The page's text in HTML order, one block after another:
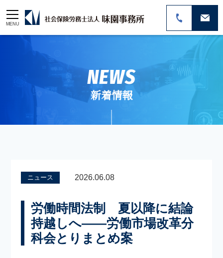
MENU
NEWS
新着情報
ニュース 2026.06.08
労働時間法制 夏以降に結論
持越しへ――労働市場改革分
科会とりまとめ案